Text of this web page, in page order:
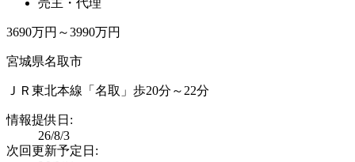
3690万円～3990万円
宮城県名取市
ＪＲ東北本線「名取」歩20分～22分
情報提供日:
26/8/3
次回更新予定日: